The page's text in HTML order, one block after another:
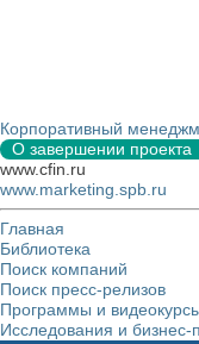
Корпоративный
О завершении проекта
www.cfin.ru
www.marketing.spb.ru
Главная
Библиотека
Поиск компаний
Поиск пресс-релизов
Программы и
Исследования и бизнес-